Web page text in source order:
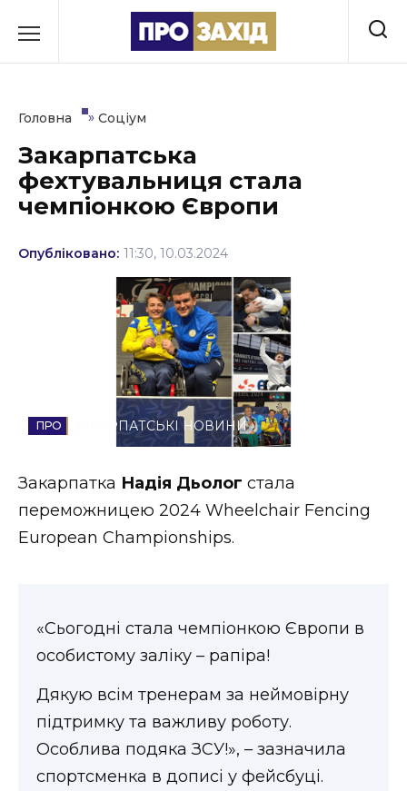
до
Культура
Освіта
Події
Стиль життя
Втрачений Ужгород (відеоверсія)
ФОТО
Головна » Соціум
Закарпатська
фехтувальниця стала
чемпіонкою Європи
Опубліковано: 11:30, 10.03.2024
ЗАКАРПАТСЬКІ НОВИНИ
Закарпатка Надія Дьолог стала
переможницею 2024 Wheelchair Fencing
European Championships.
«Сьогодні стала чемпіонкою Європи в
особистому заліку – рапіра!
Дякую всім тренерам за неймовірну
підтримку та важливу роботу.
Особлива подяка ЗСУ!», – зазначила
спортсменка в дописі у фейсбуці.